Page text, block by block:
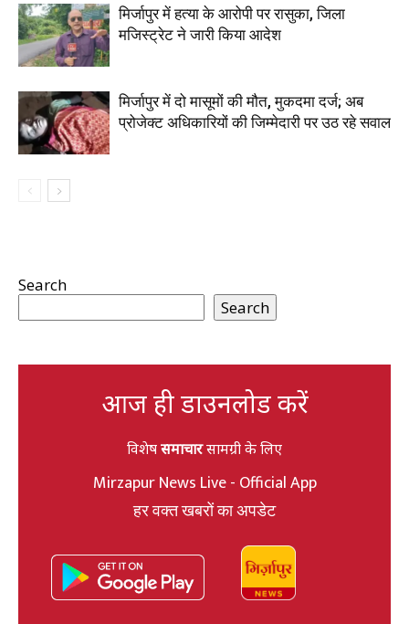
मिर्जापुर में हत्या के आरोपी पर रासुका, जिला
मजिस्ट्रेट ने जारी किया आदेश
मिर्जापुर में दो मासूमों की मौत, मुकदमा दर्ज; अब
प्रोजेक्ट अधिकारियों की जिम्मेदारी पर उठ रहे सवाल
Search
Search
आज ही डाउनलोड करें
विशेषसमाचारसामग्री के लिए
Mirzapur News Live - Official App
हर वक्त खबरों का अपडेट